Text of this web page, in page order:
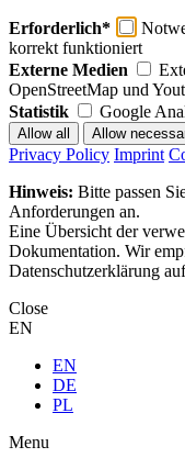
Erforderlich*
korrekt funktioniert
Externe Medien
OpenStreetMap und
Statistik
Google
Privacy Policy Imprint
Hinweis: Bitte passen
Anforderungen an.
Eine Übersicht der
Dokumentation. Wir
Datenschutzerklärung
Close
EN
EN
DE
PL
Menu